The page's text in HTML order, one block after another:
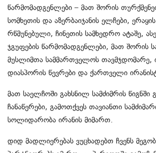
წარმომადგენლები – მათ შორის
სომხეთის და აზერბაიჯანის ელჩები,
რწმუნებული, ჩინეთის სამხედრო ატაშე,
ჯგუფების წარმომადგენლები, მათ შორის
მუსლიმთა სამმართველოს თავმჯდომარე,
დიასპორის წევრები და ქართველი
მათ საელჩოში გახსნილ სამძიმრის წიგნში
ჩანაწერები, გამოთქვეს თავიანთი
სოლიდარობა ირანის მიმართ.
დიდ მადლიერებას ვუცხადებთ ჩვენს